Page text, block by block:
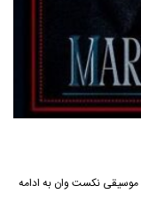
متن این آهنگ از رسانه موسیقی نکست وان به ادامه